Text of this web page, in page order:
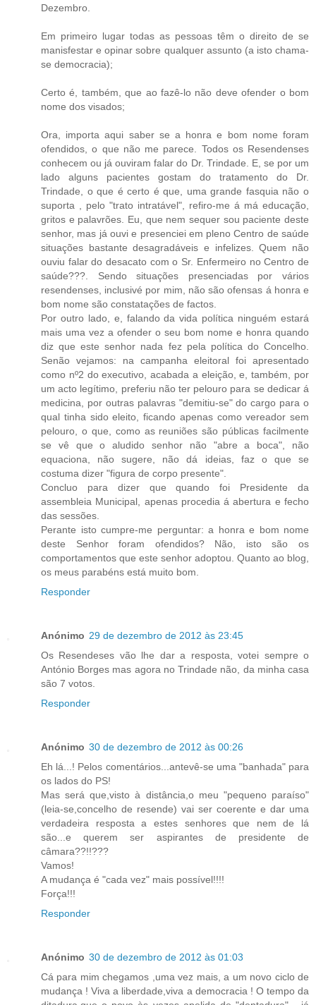
Dezembro.
Em primeiro lugar todas as pessoas têm o direito de se
manisfestar e opinar sobre qualquer assunto (a isto chama-
se democracia);
Certo é, também, que ao fazê-lo não deve ofender o bom
nome dos visados;
Ora, importa aqui saber se a honra e bom nome foram
ofendidos, o que não me parece. Todos os Resendenses
conhecem ou já ouviram falar do Dr. Trindade. E, se por um
lado alguns pacientes gostam do tratamento do Dr.
Trindade, o que é certo é que, uma grande fasquia não o
suporta , pelo "trato intratável", refiro-me á má educação,
gritos e palavrões. Eu, que nem sequer sou paciente deste
senhor, mas já ouvi e presenciei em pleno Centro de saúde
situações bastante desagradáveis e infelizes. Quem não
ouviu falar do desacato com o Sr. Enfermeiro no Centro de
saúde???. Sendo situações presenciadas por vários
resendenses, inclusivé por mim, não são ofensas á honra e
bom nome são constatações de factos.
Por outro lado, e, falando da vida política ninguém estará
mais uma vez a ofender o seu bom nome e honra quando
diz que este senhor nada fez pela política do Concelho.
Senão vejamos: na campanha eleitoral foi apresentado
como nº2 do executivo, acabada a eleição, e, também, por
um acto legítimo, preferiu não ter pelouro para se dedicar á
medicina, por outras palavras "demitiu-se" do cargo para o
qual tinha sido eleito, ficando apenas como vereador sem
pelouro, o que, como as reuniões são públicas facilmente
se vê que o aludido senhor não "abre a boca", não
equaciona, não sugere, não dá ideias, faz o que se
costuma dizer "figura de corpo presente".
Concluo para dizer que quando foi Presidente da
assembleia Municipal, apenas procedia á abertura e fecho
das sessões.
Perante isto cumpre-me perguntar: a honra e bom nome
deste Senhor foram ofendidos? Não, isto são os
comportamentos que este senhor adoptou. Quanto ao blog,
os meus parabéns está muito bom.
Responder
Anónimo 29 de dezembro de 2012 às 23:45
Os Resendeses vão lhe dar a resposta, votei sempre o
António Borges mas agora no Trindade não, da minha casa
são 7 votos.
Responder
Anónimo 30 de dezembro de 2012 às 00:26
Eh lá...! Pelos comentários...antevê-se uma "banhada" para
os lados do PS!
Mas será que,visto à distância,o meu "pequeno paraíso"
(leia-se,concelho de resende) vai ser coerente e dar uma
verdadeira resposta a estes senhores que nem de lá
são...e querem ser aspirantes de presidente de
câmara??!!???
Vamos!
A mudança é "cada vez" mais possível!!!!
Força!!!
Responder
Anónimo 30 de dezembro de 2012 às 01:03
Cá para mim chegamos ,uma vez mais, a um novo ciclo de
mudança ! Viva a liberdade,viva a democracia ! O tempo da